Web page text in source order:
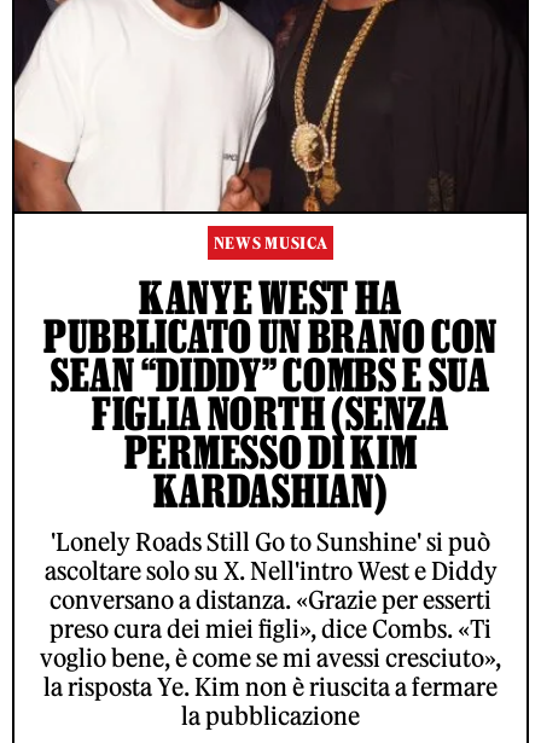
NEWS MUSICA
KANYE WEST HA
PUBBLICATO UN BRANO CON
SEAN “DIDDY” COMBS E SUA
FIGLIA NORTH (SENZA
PERMESSO DI KIM
KARDASHIAN)
'Lonely Roads Still Go to Sunshine' si può
ascoltare solo su X. Nell'intro West e Diddy
conversano a distanza. «Grazie per esserti
preso cura dei miei figli», dice Combs. «Ti
voglio bene, è come se mi avessi cresciuto»,
la risposta Ye. Kim non è riuscita a fermare
la pubblicazione